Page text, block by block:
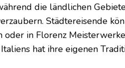
die ländlichen
Städtereisende
in Florenz
hat ihre eigenen